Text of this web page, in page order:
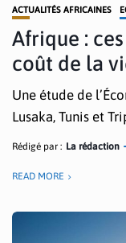
ACTUALITÉS AFRICAINES
Afrique :
coût de la
Une étude de
Lusaka, Tunis et
Rédigé par : La rédaction
READ MORE